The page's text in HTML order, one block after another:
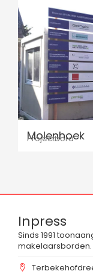
Molenhoek
Projectbord
Inpress
Sinds 1991
makelaarsborden.